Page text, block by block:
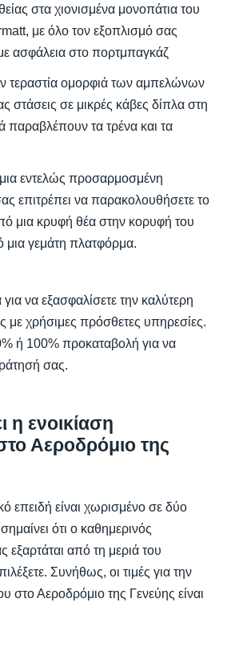
στα χιονισμένα μονοπάτια του
με όλο τον εξοπλισμό σας
ασφάλεια στο πορτμπαγκάζ
τεραστία ομορφιά των αμπελώνων
στάσεις σε μικρές κάβες δίπλα στη
παραβλέπουν τα τρένα και τα
εντελώς προσαρμοσμένη
επιτρέπει να παρακολουθήσετε το
μια κρυφή θέα στην κορυφή του
μια γεμάτη πλατφόρμα.
να εξασφαλίσετε την καλύτερη
με χρήσιμες πρόσθετες υπηρεσίες.
ή 100% προκαταβολή για να
σας.
η ενοικίαση
Αεροδρόμιο της
επειδή είναι χωρισμένο σε δύο
ότι ο καθημερινός
από τη μεριά του
Συνήθως, οι τιμές για την
στο Αεροδρόμιο της Γενεύης είναι